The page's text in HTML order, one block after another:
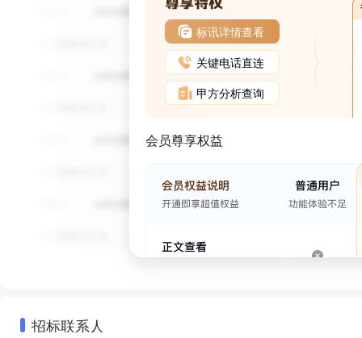
标讯详情查看
关键电话直连
甲方分析查询
会员尊享权益
招标联系人